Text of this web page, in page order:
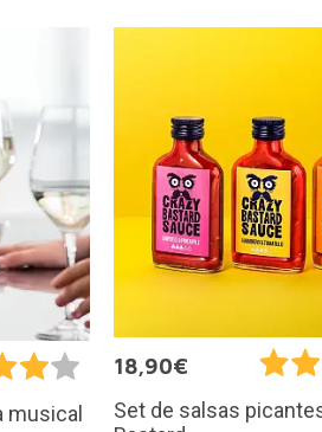
musical
18,90€
Set de salsas